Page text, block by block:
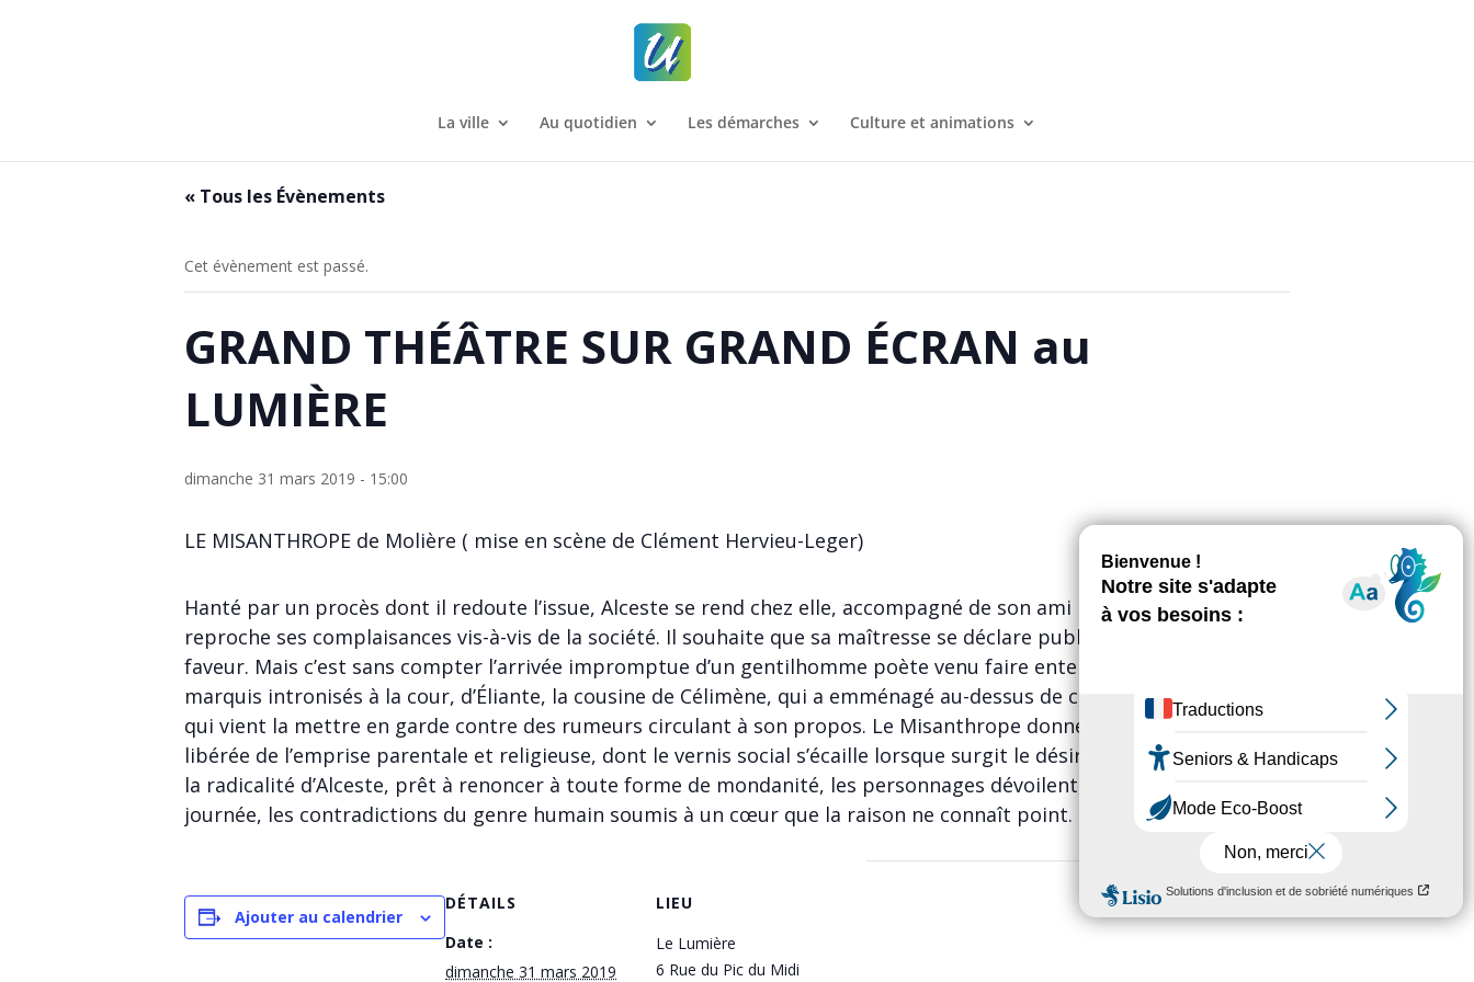
La ville Au quotidien Les démarches Culture et animations
« Tous les Évènements
Cet évènement est passé.
GRAND THÉÂTRE SUR GRAND ÉCRAN au
LUMIÈRE
dimanche 31 mars 2019 - 15:00
LE MISANTHROPE de Molière ( mise en scène de Clément Hervieu-Leger)
Hanté par un procès dont il redoute l’issue, Alceste se rend chez elle, accompagné de son ami Philinte auquel il
reproche ses complaisances vis-à-vis de la société. Il souhaite que sa maîtresse se déclare publiquement en sa
faveur. Mais c’est sans compter l’arrivée impromptue d’un gentilhomme poète venu faire entendre ses vers, de deux
marquis intronisés à la cour, d’Éliante, la cousine de Célimène, qui a emménagé au-dessus de chez elle, et d’Arsinoé
qui vient la mettre en garde contre des rumeurs circulant à son propos. Le Misanthrope donne à voir une société
libérée de l’emprise parentale et religieuse, dont le vernis social s’écaille lorsque surgit le désir. Poussés à bout par
la radicalité d’Alceste, prêt à renoncer à toute forme de mondanité, les personnages dévoilent, le temps d’une
journée, les contradictions du genre humain soumis à un cœur que la raison ne connaît point.
Ajouter au calendrier
DÉTAILS
Date :
dimanche 31 mars 2019
LIEU
Le Lumière
6 Rue du Pic du Midi